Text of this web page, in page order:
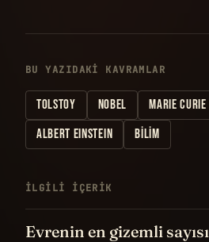
BU YAZIDAKI KAVRAMLAR
TOLSTOY NOBEL MARIE CURIE
ALBERT EINSTEIN
BILIM
İLGILI IÇERIK
Evrenin en gizemli sayısı